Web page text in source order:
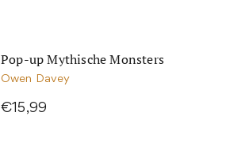
Pop-up Mythische Monsters
Owen Davey
€15,99